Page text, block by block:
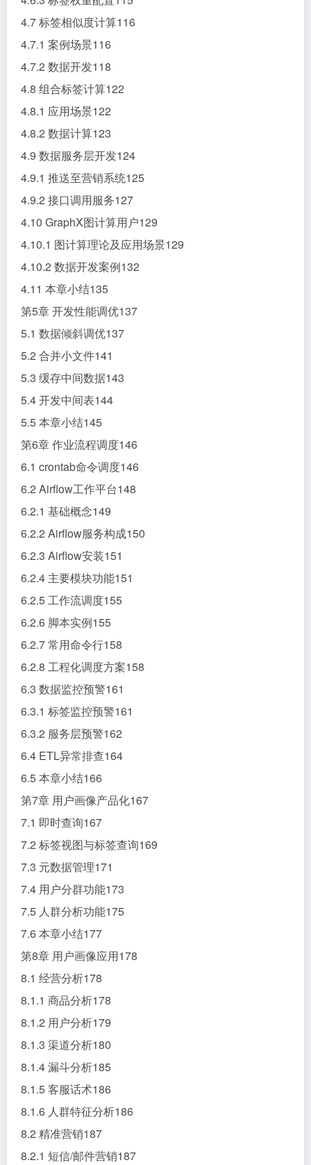
4.7 标签相似度计算116
4.7.1 案例场景116
4.7.2 数据开发118
4.8 组合标签计算122
4.8.1 应用场景122
4.8.2 数据计算123
4.9 数据服务层开发124
4.9.1 推送至营销系统125
4.9.2 接口调用服务127
4.10 GraphX图计算用户129
4.10.1 图计算理论及应用场景129
4.10.2 数据开发案例132
4.11 本章小结135
第5章 开发性能调优137
5.1 数据倾斜调优137
5.2 合并小文件141
5.3 缓存中间数据143
5.4 开发中间表144
5.5 本章小结145
第6章 作业流程调度146
6.1 crontab命令调度146
6.2 Airflow工作平台148
6.2.1 基础概念149
6.2.2 Airflow服务构成150
6.2.3 Airflow安装151
6.2.4 主要模块功能151
6.2.5 工作流调度155
6.2.6 脚本实例155
6.2.7 常用命令行158
6.2.8 工程化调度方案158
6.3 数据监控预警161
6.3.1 标签监控预警161
6.3.2 服务层预警162
6.4 ETL异常排查164
6.5 本章小结166
第7章 用户画像产品化167
7.1 即时查询167
7.2 标签视图与标签查询169
7.3 元数据管理171
7.4 用户分群功能173
7.5 人群分析功能175
7.6 本章小结177
第8章 用户画像应用178
8.1 经营分析178
8.1.1 商品分析178
8.1.2 用户分析179
8.1.3 渠道分析180
8.1.4 漏斗分析185
8.1.5 客服话术186
8.1.6 人群特征分析186
8.2 精准营销187
8.2.1 短信/邮件营销187